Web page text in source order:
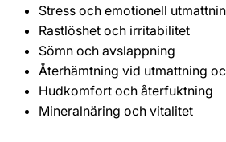
Stress och emotionell
Rastlöshet och irritabilitet
Sömn och avslappning
Återhämtning vid utmattning
Hudkomfort och återfuktning
Mineralnäring och vitalitet